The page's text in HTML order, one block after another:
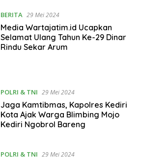
BERITA 29 Mei 2024
Media Wartajatim.id Ucapkan
Selamat Ulang Tahun Ke-29 Dinar
Rindu Sekar Arum
POLRI & TNI 29 Mei 2024
Jaga Kamtibmas, Kapolres Kediri
Kota Ajak Warga Blimbing Mojo
Kediri Ngobrol Bareng
POLRI & TNI 29 Mei 2024